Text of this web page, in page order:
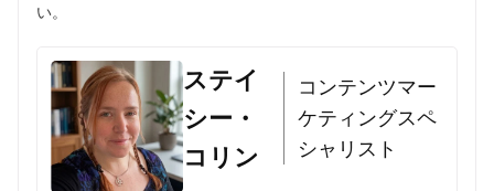
い。
ステイ
シー・
コリン
コンテンツマー
ケティングスペ
シャリスト